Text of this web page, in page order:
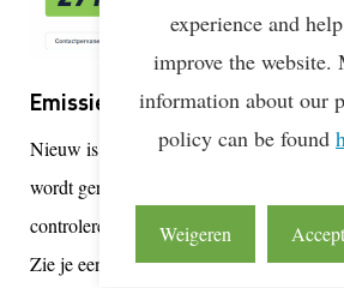
Emissiefactoren in de
Nieuw is dat je direct kunt zien met
wordt gerekend in de scopetabel. Zo kun
controleren of deze overeenkomen met
Zie je een emissiefactor die volgens jou
experience and
improve the website.
information about our
policy can be found
Weigeren